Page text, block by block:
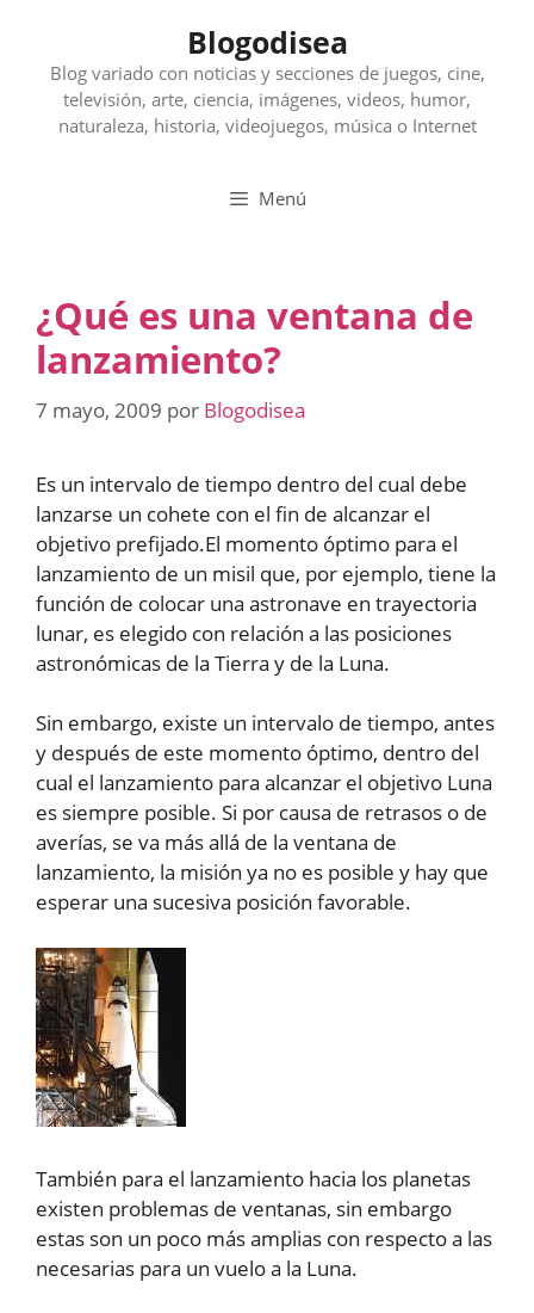
contenido
Blogodisea
Blog variado con noticias y secciones de juegos, cine,
televisión, arte, ciencia, imágenes, videos, humor,
naturaleza, historia, videojuegos, música o Internet
Menú
¿Qué es una ventana de
lanzamiento?
7 mayo, 2009 por Blogodisea
Es un intervalo de tiempo dentro del cual debe
lanzarse un cohete con el fin de alcanzar el
objetivo prefijado.El momento óptimo para el
lanzamiento de un misil que, por ejemplo, tiene la
función de colocar una astronave en trayectoria
lunar, es elegido con relación a las posiciones
astronómicas de la Tierra y de la Luna.
Sin embargo, existe un intervalo de tiempo, antes
y después de este momento óptimo, dentro del
cual el lanzamiento para alcanzar el objetivo Luna
es siempre posible. Si por causa de retrasos o de
averías, se va más allá de la ventana de
lanzamiento, la misión ya no es posible y hay que
esperar una sucesiva posición favorable.
También para el lanzamiento hacia los planetas
existen problemas de ventanas, sin embargo
estas son un poco más amplias con respecto a las
necesarias para un vuelo a la Luna.